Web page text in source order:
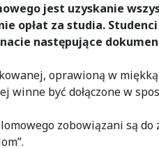
jest uzyskanie
opłat za studia.
następujące
oprawioną w miękką
winne być dołączone w
zobowiązani są